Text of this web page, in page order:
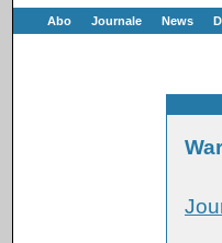
Abo Journale News